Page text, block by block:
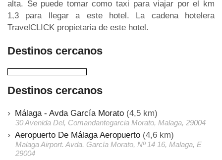
alta. Se puede tomar como taxi para viajar por el km
1,3 para llegar a este hotel. La cadena hotelera
TravelCLICK propietaria de este hotel.
Destinos cercanos
Destinos cercanos
Málaga - Avda García Morato (4,5 km)
30 Avenida Del, Comandantegarcia Morato, Malaga, 29004
Aeropuerto De Málaga Aeropuerto (4,6 km)
Malaga Airport. Avda. García Morato, Nº 14 16, Malaga, E
29004